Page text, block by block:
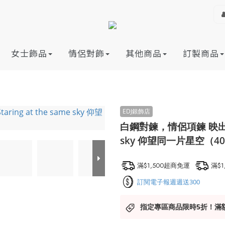
女士飾品 情侶對飾 其他商品 訂製商品
白鋼對鍊，情侶項鍊
sky 仰望同一片星空（
滿$1,500超商免運 滿
訂閱電子報週週送300
指定專區商品限時5折！滿